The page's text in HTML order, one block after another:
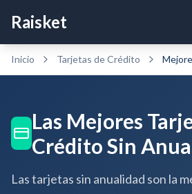
Raisket
Inicio Tarjetas de Crédito
Las Mejores
Crédito Sin
Las tarjetas sin anualidad son la